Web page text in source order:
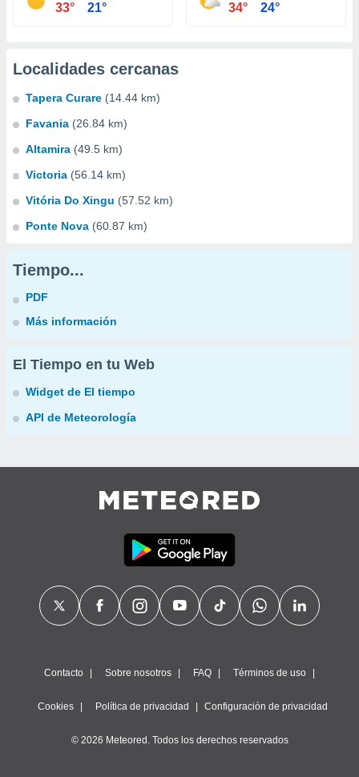
33° 21° 34° 24°
Localidades cercanas
Tapera Curare (14.44 km)
Favania (26.84 km)
Altamira (49.5 km)
Victoria (56.14 km)
Vitória Do Xingu (57.52 km)
Ponte Nova (60.87 km)
Tiempo...
PDF
Más información
El Tiempo en tu Web
Widget de El tiempo
API de Meteorología
Contacto Sobre nosotros FAQ Términos de uso
Cookies Política de privacidad Configuración de privacidad
© 2026 Meteored. Todos los derechos reservados